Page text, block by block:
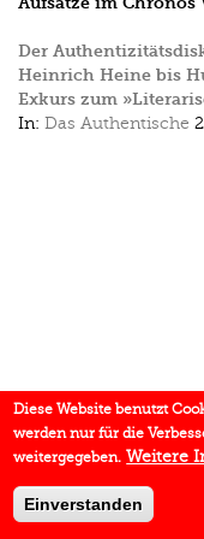
Der
Heinrich Heine bis
Exkurs zum
In: Das Authentische
Diese Website benutzt
werden nur für die
weitergegeben. Weitere
Einverstanden